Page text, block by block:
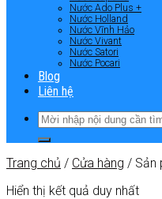
Nước Ado Plus +
Nước Holland
Nước Vĩnh Hảo
Nước Vivant
Nước Satori
Nước Pocari
Blog
Liên hệ
Trang chủ / Cửa hàng / Sản
Hiển thị kết quả duy nhất